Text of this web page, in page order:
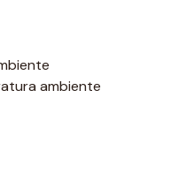
ambiente